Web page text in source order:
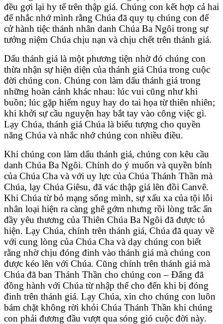
đều gợi lại hy tế trên thập giá. Chúng con kết hợp cả hai
để nhắc nhớ mình rằng Chúa đã quy tụ chúng con để
cử hành tiệc thánh nhân danh Chúa Ba Ngôi trong sự
tưởng niệm Chúa chịu nạn và chịu chết trên thánh giá.
Dấu thánh giá là một phương tiện nhờ đó chúng con
thừa nhận sự hiện diện của thánh giá Chúa trong cuộc
đời chúng con. Chúng con làm dấu thánh giá trong
những hoàn cảnh khác nhau: lúc vui cũng như khi
buồn; lúc gặp hiểm nguy hay do tai họa từ thiên nhiên;
khi khởi sự cầu nguyện hay bắt tay vào công việc gì.
Lạy Chúa, thánh giá Chúa là biểu tượng cho quyền
năng Chúa và nhắc nhớ chúng con nhiều điều.
Khi chúng con làm dấu thánh giá, chúng con kêu cầu
danh Chúa Ba Ngôi. Chính do ý muốn và quyền bính
của Chúa Cha và với uy lực của Chúa Thánh Thần mà
Chúa, lạy Chúa Giêsu, đã vác thập giá lên đồi Canvê.
Khi Chúa từ bỏ mạng sống mình, sự xấu xa của tội lỗi
nhân loại hiện ra càng ghê gớm nhưng rồi lòng trắc ẩn
đầy yêu thương của Thiên Chúa Ba Ngôi đã được tỏ
hiện. Lạy Chúa, chính trên thánh giá, Chúa đã quay về
với cung lòng của Chúa Cha và dạy chúng con biết
rằng nhờ chịu đóng đinh vào thánh giá mà chúng con
được kéo lên với Chúa. Cũng chính trên thánh giá mà
Chúa đã ban Thánh Thần cho chúng con – Đấng đã
đồng hành với Chúa từ nhập thể cho đến khi bị đóng
đinh trên thánh giá. Lạy Chúa, xin cho chúng con luôn
bám chặt không rời khỏi Chúa Thánh Thần khi chúng
con phải đương đầu vượt qua sóng gió cuộc đời này.